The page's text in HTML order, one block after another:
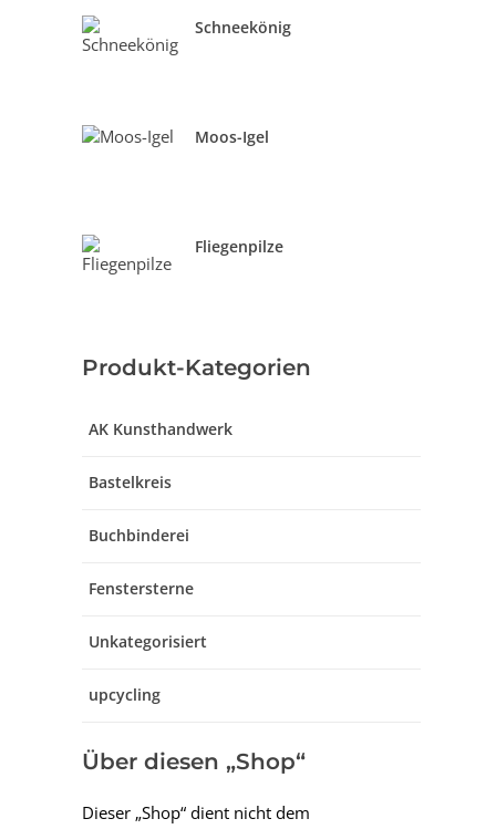
Schneekönig
Moos-Igel
Fliegenpilze
Produkt-Kategorien
AK Kunsthandwerk
Bastelkreis
Buchbinderei
Fenstersterne
Unkategorisiert
upcycling
Über diesen „Shop“
Dieser „Shop“ dient nicht dem